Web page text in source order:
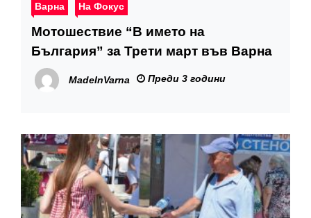
Варна На Фокус
Мотошествие “В името на
България” за Трети март във Варна
MadeInVarna Преди 3 години